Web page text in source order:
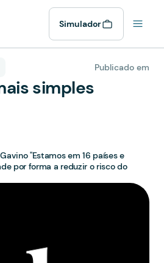
Simulador
Publicado em
simples
"Estamos em 16 países e
por forma a reduzir o risco do